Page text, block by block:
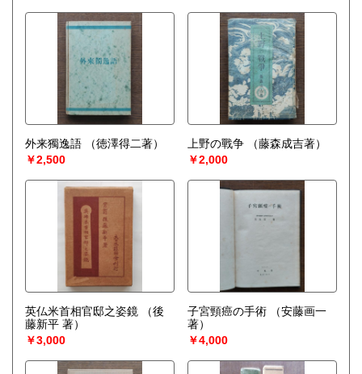
外来獨逸語
（徳澤得二著）
￥2,500
上野の戰争
（藤森成吉著）
￥2,000
英仏米首相官邸之姿鏡
（後
藤新平 著）
￥3,000
子宮頸癌の手術
（安藤画一
著）
￥4,000